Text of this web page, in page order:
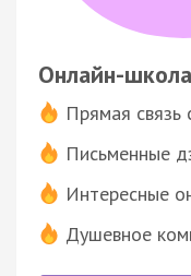
Онлайн-
Прямая связь
Письменные
Интересные
Душевное